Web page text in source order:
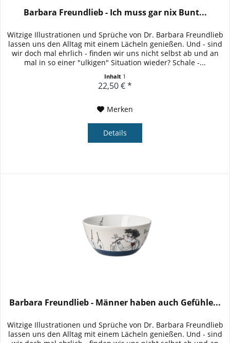
Barbara Freundlieb - Ich muss gar nix Bunt...
Witzige Illustrationen und Sprüche von Dr. Barbara Freundlieb
lassen uns den Alltag mit einem Lächeln genießen. Und - sind
wir doch mal ehrlich - finden wir uns nicht selbst ab und an
mal in so einer "ulkigen" Situation wieder? Schale -...
Inhalt 1
22,50 € *
Merken
Details
Barbara Freundlieb - Männer haben auch Gefühle...
Witzige Illustrationen und Sprüche von Dr. Barbara Freundlieb
lassen uns den Alltag mit einem Lächeln genießen. Und - sind